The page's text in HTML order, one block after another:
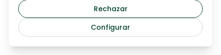
conjunto de elementos tangibles, cargado de
símbolos culturales ya que es una plataforma para
el diálogo entre culturas y del hombre con la
naturaleza.
Rechazar
Configurar